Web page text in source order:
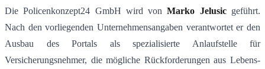
Die Policenkonzept24 GmbH wird vonMarko Jelusicgeführt.
Nach den vorliegenden Unternehmensangaben verantwortet er den
Ausbau des Portals als spezialisierte Anlaufstelle für
Versicherungsnehmer, die mögliche Rückforderungen aus Lebens-